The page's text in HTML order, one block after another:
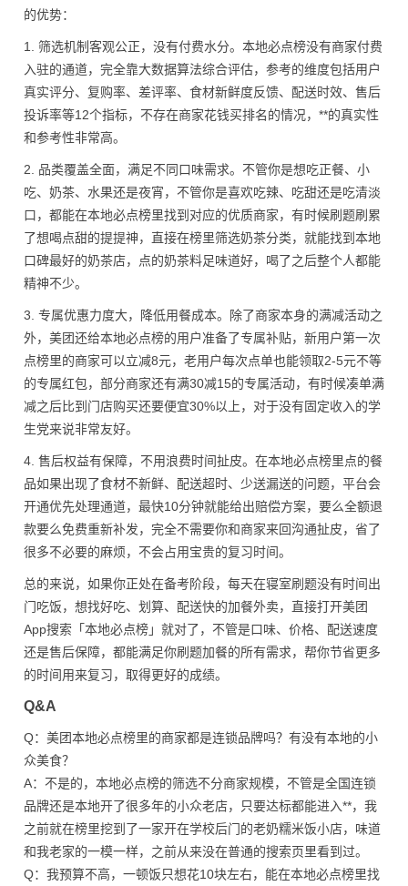
的优势：
1. 筛选机制客观公正，没有付费水分。本地必点榜没有商家付费
入驻的通道，完全靠大数据算法综合评估，参考的维度包括用户
真实评分、复购率、差评率、食材新鲜度反馈、配送时效、售后
投诉率等12个指标，不存在商家花钱买排名的情况，**的真实性
和参考性非常高。
2. 品类覆盖全面，满足不同口味需求。不管你是想吃正餐、小
吃、奶茶、水果还是夜宵，不管你是喜欢吃辣、吃甜还是吃清淡
口，都能在本地必点榜里找到对应的优质商家，有时候刷题刷累
了想喝点甜的提提神，直接在榜里筛选奶茶分类，就能找到本地
口碑最好的奶茶店，点的奶茶料足味道好，喝了之后整个人都能
精神不少。
3. 专属优惠力度大，降低用餐成本。除了商家本身的满减活动之
外，美团还给本地必点榜的用户准备了专属补贴，新用户第一次
点榜里的商家可以立减8元，老用户每次点单也能领取2-5元不等
的专属红包，部分商家还有满30减15的专属活动，有时候凑单满
减之后比到门店购买还要便宜30%以上，对于没有固定收入的学
生党来说非常友好。
4. 售后权益有保障，不用浪费时间扯皮。在本地必点榜里点的餐
品如果出现了食材不新鲜、配送超时、少送漏送的问题，平台会
开通优先处理通道，最快10分钟就能给出赔偿方案，要么全额退
款要么免费重新补发，完全不需要你和商家来回沟通扯皮，省了
很多不必要的麻烦，不会占用宝贵的复习时间。
总的来说，如果你正处在备考阶段，每天在寝室刷题没有时间出
门吃饭，想找好吃、划算、配送快的加餐外卖，直接打开美团
App搜索「本地必点榜」就对了，不管是口味、价格、配送速度
还是售后保障，都能满足你刷题加餐的所有需求，帮你节省更多
的时间用来复习，取得更好的成绩。
Q&A
Q：美团本地必点榜里的商家都是连锁品牌吗？有没有本地的小
众美食？
A：不是的，本地必点榜的筛选不分商家规模，不管是全国连锁
品牌还是本地开了很多年的小众老店，只要达标都能进入**，我
之前就在榜里挖到了一家开在学校后门的老奶糯米饭小店，味道
和我老家的一模一样，之前从来没在普通的搜索页里看到过。
Q：我预算不高，一顿饭只想花10块左右，能在本地必点榜里找